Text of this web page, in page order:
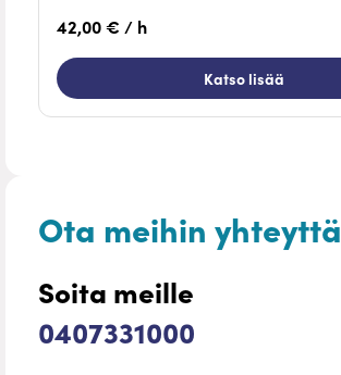
42,00 € / h
Katso lisää
Ota meihin yhteyttä
Soita meille
0407331000